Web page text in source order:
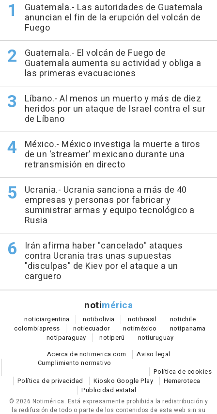
Guatemala.- Las autoridades de Guatemala
anuncian el fin de la erupción del volcán de
Fuego
Guatemala.- El volcán de Fuego de
Guatemala aumenta su actividad y obliga a
las primeras evacuaciones
Líbano.- Al menos un muerto y más de diez
heridos por un ataque de Israel contra el sur
de Líbano
México.- México investiga la muerte a tiros
de un 'streamer' mexicano durante una
retransmisión en directo
Ucrania.- Ucrania sanciona a más de 40
empresas y personas por fabricar y
suministrar armas y equipo tecnológico a
Rusia
Irán afirma haber "cancelado" ataques
contra Ucrania tras unas supuestas
"disculpas" de Kiev por el ataque a un
carguero
notimérica
noticiargentina notibolivia notibrasil notichile
colombiapress notiecuador notiméxico notipanama
notiparaguay notiperú notiuruguay
Acerca de notimerica.com
Aviso legal
Cumplimiento normativo
Política de cookies
Política de privacidad
Kiosko Google Play
Hemeroteca
Publicidad estatal
© 2026 Notimérica. Está expresamente prohibida la redistribución y
la redifusión de todo o parte de los contenidos de esta web sin su